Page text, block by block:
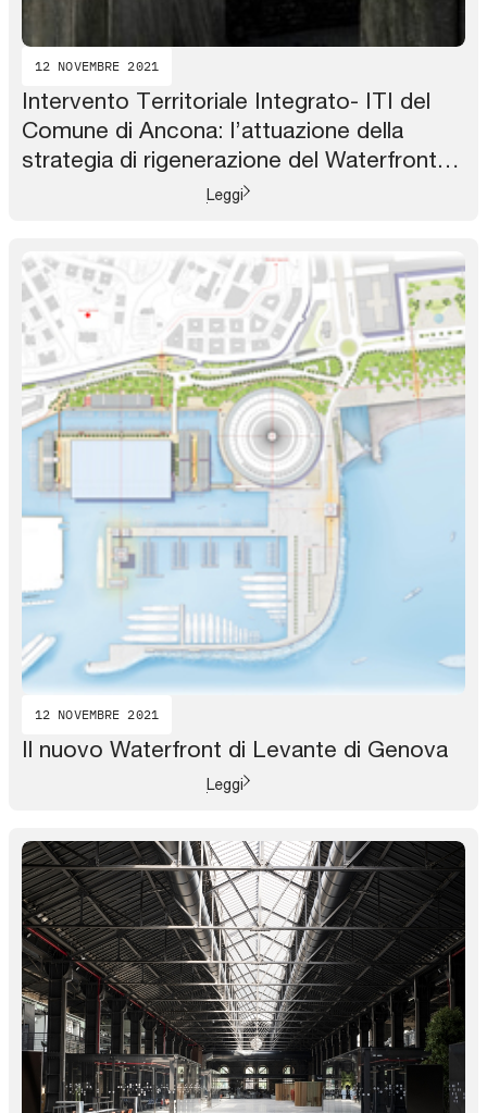
12 NOVEMBRE 2021
Intervento Territoriale Integrato- ITI del
Comune di Ancona: l’attuazione della
strategia di rigenerazione del Waterfront
Leggi
12 NOVEMBRE 2021
Il nuovo Waterfront di Levante di Genova
Leggi